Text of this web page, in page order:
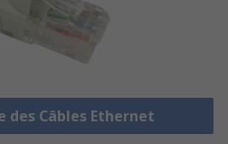
des Câbles Ethernet